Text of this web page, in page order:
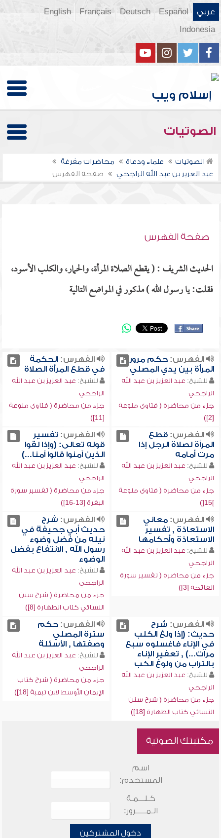
عربي Español
Deutsch
Français
English
Indonesia
الصوتيات
الصوتيات علماء ودعاة
محاضرات مفرغة
عبد العزيز بن عبد الله الراجحي
صفحة الفهرس
صفحة الفهرس
الحديث الشريف : ( يقطع الصلاة المرأة، والحمار، والكلب الأسود،
فقلت: يا رسول الله ) مذكور في المواضع التالية
الفهرس:حكم مرور
المرأة بين يدي المصلي
للشيخ: عبد العزيز بن عبد الله
الراجحي
جزء من محاضرة ( فتاوى منوعة
[2])
الفهرس:الحكمة
في قطع المرأة الصلاة
للشيخ: عبد العزيز بن عبد الله
الراجحي
جزء من محاضرة ( فتاوى منوعة
[11])
الفهرس:قطع
المرأة لصلاة الرجل إذا
مرت أمامه
للشيخ: عبد العزيز بن عبد الله
الراجحي
جزء من محاضرة ( فتاوى منوعة
]15[)
الفهرس: تفسير
قوله تعالى: (وإذا لقوا
الذين آمنوا قالوا آمنا...)
للشيخ: عبد العزيز بن عبد الله
الراجحي
جزء من محاضرة ( تفسير سورة
البقرة [13-16])
الفهرس:معاني
الاستعاذة , تفسير
الاستعاذة وأحكامها
للشيخ: عبد العزيز بن عبد الله
الراجحي
جزء من محاضرة ( تفسير سورة
الفاتحة [3])
الفهرس: شرح
حديث أبي جحيفة في
نيله من فضل وضوء
رسول الله , الانتفاع بفضل
الوضوء
للشيخ: عبد العزيز بن عبد الله
الراجحي
جزء من محاضرة ( شرح سنن
النسائي كتاب الطهارة [8])
الفهرس: شرح
حديث: (إذا ولغ الكلب
في الإناء فاغسلوه سبع
مرات...) , تعفير الإناء
بالتراب من ولوغ الكب
للشيخ: عبد العزيز بن عبد الله
الراجحي
جزء من محاضرة ( شرح سنن
النسائي كتاب الطهارة [18])
الفهرس:حكم
سترة المصلي
وصفتها , الأسئلة
للشيخ: عبد العزيز بن عبد الله
الراجحي
جزء من محاضرة ( شرح كتاب
الإيمان الأوسط لابن تيمية [18])
مكتبتك الصوتية
اسم
المستخدم:
كـلـــمـة
الـمـــــرور:
دخول المشتركين